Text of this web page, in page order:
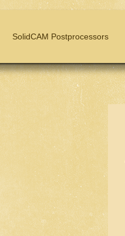
SolidCAM Postprocessors